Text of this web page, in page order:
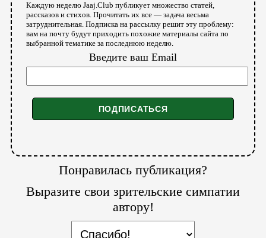
Каждую неделю Jaaj.Club публикует множество статей,
рассказов и стихов. Прочитать их все — задача весьма
затруднительная. Подписка на рассылку решит эту проблему:
вам на почту будут приходить похожие материалы сайта по
выбранной тематике за последнюю неделю.
Введите ваш Email
Понравилась публикация?
Выразите свои зрительские симпатии
автору!